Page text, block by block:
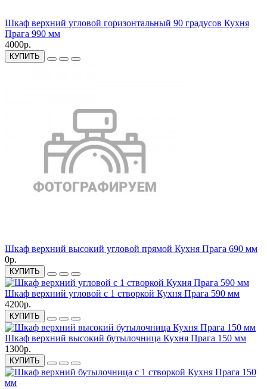
Шкаф верхний угловой горизонтальный 90 градусов Кухня
Прага 990 мм
4000р.
КУПИТЬ
Шкаф верхний высокий угловой прямой Кухня Прага 690 мм
0р.
КУПИТЬ
Шкаф верхний угловой с 1 створкой Кухня Прага 590 мм
4200р.
КУПИТЬ
Шкаф верхний высокий бутылочница Кухня Прага 150 мм
1300р.
КУПИТЬ